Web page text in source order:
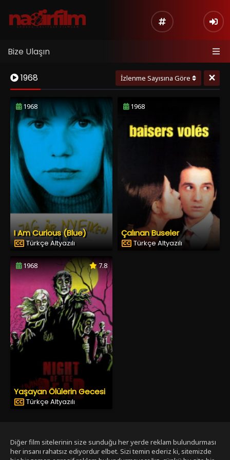
Bize Ulaşın
1968 İzlenme Sayısına Göre ×
1968
I Am Curious (Blue)
Türkçe Altyazılı
1968
Çalınan Buseler
Türkçe Altyazılı
1968 7.8
Yaşayan Ölülerin Gecesi
Türkçe Altyazılı
Diğer film sitelerinin size sunduğu her yerde reklam bulundurması
her insanı rahatsız ediyordur elbet. Sizi temin ederiz ki, sitemizde